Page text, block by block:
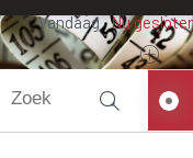
Vandaag Nu